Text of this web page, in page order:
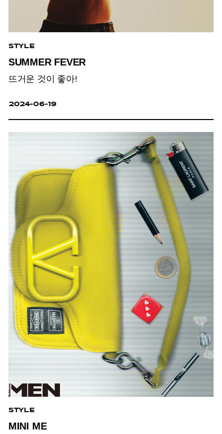
STYLE
SUMMER FEVER
뜨거운 것이 좋아!
2024-06-19
STYLE
MINI ME